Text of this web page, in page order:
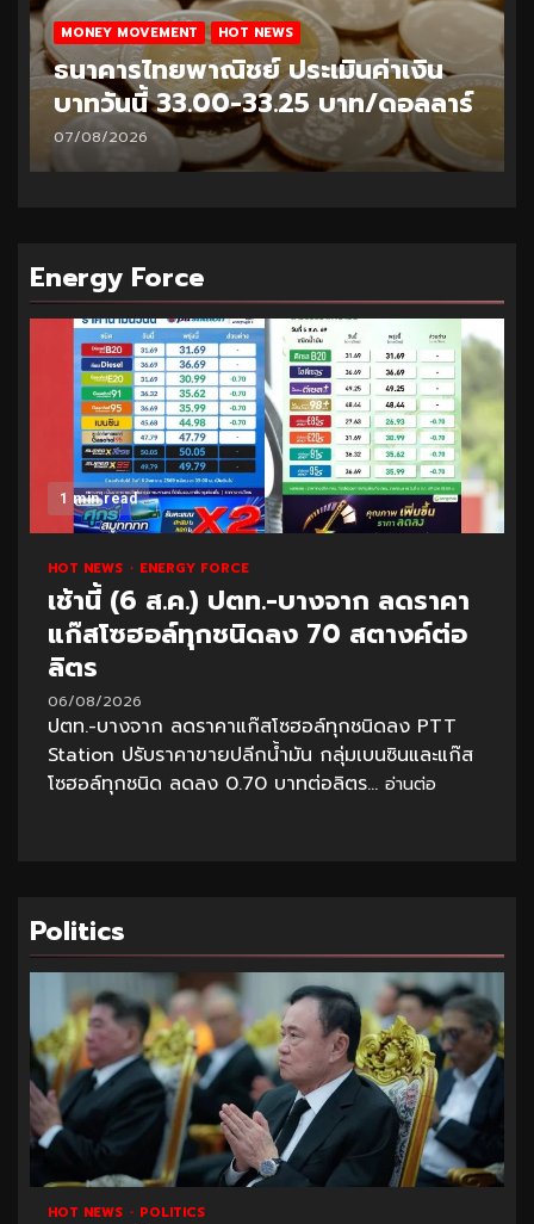
MONEY MOVEMENT HOT NEWS
ธนาคารไทยพาณิชย์ ประเมินค่าเงิน
บาทวันนี้ 32.95-33.20 บาท/ดอลลาร์
06/08/2026
Energy Force
1 min read
HOT NEWS ENERGY FORCE
เช้านี้ (6 ส.ค.) ปตท.-บางจาก ลดราคา
แก๊สโซฮอล์ทุกชนิดลง 70 สตางค์ต่อ
ลิตร
06/08/2026
ปตท.-บางจาก ลดราคาแก๊สโซฮอล์ทุกชนิดลง PTT
Station ปรับราคาขายปลีกน้ำมัน กลุ่มเบนซินและแก๊ส
โซฮอล์ทุกชนิด ลดลง 0.70 บาทต่อลิตร... อ่านต่อ
Politics
HOT NEWS POLITICS